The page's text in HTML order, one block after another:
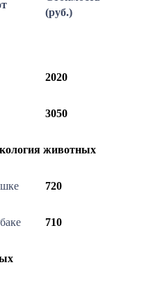
(руб.)
2020
3050
животных
720
710